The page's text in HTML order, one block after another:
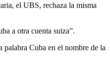
el UBS, rechaza la misma
a otra cuenta suiza”.
palabra Cuba en el nombre de la